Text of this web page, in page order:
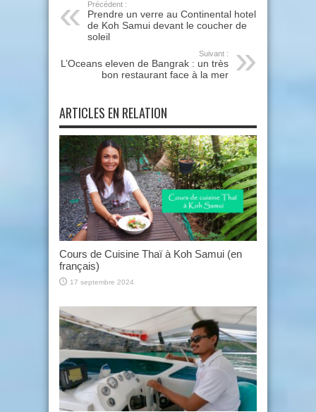
Précédent :
Prendre un verre au Continental hotel
de Koh Samui devant le coucher de
soleil
Suivant :
L’Oceans eleven de Bangrak : un très
bon restaurant face à la mer
ARTICLES EN RELATION
Cours de Cuisine Thaï à Koh Samui (en
français)
17 septembre 2024